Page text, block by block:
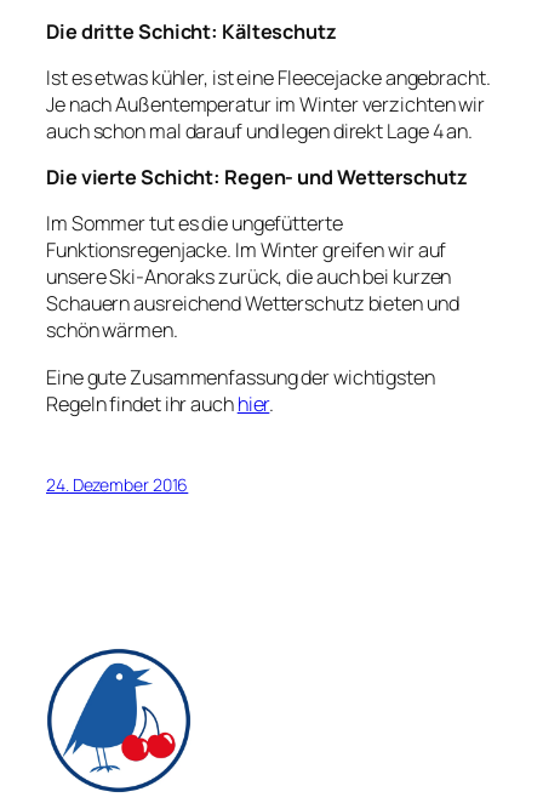
Die dritte Schicht: Kälteschutz
Ist es etwas kühler, ist eine Fleecejacke angebracht.
Je nach Außentemperatur im Winter verzichten wir
auch schon mal darauf und legen direkt Lage 4 an.
Die vierte Schicht: Regen- und Wetterschutz
Im Sommer tut es die ungefütterte
Funktionsregenjacke. Im Winter greifen wir auf
unsere Ski-Anoraks zurück, die auch bei kurzen
Schauern ausreichend Wetterschutz bieten und
schön wärmen.
Eine gute Zusammenfassung der wichtigsten
Regeln findet ihr auchhier.
24. Dezember 2016